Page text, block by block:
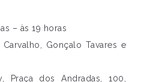
– às 19 horas
Gonçalo Tavares e
Praça dos Andradas, 100,